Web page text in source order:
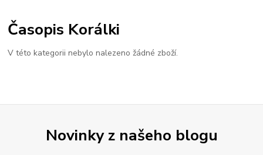
Časopis Korálki
V této kategorii nebylo nalezeno žádné zboží.
Novinky z našeho blogu